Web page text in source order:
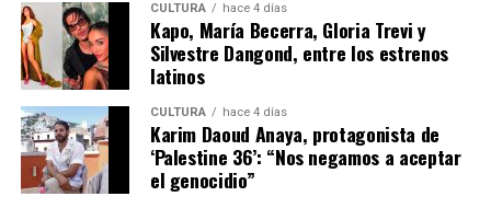
CULTURA hace 4 días
Kapo, María Becerra, Gloria Trevi y
Silvestre Dangond, entre los estrenos
latinos
CULTURA hace 4 días
Karim Daoud Anaya, protagonista de
‘Palestine 36’: “Nos negamos a aceptar
el genocidio”